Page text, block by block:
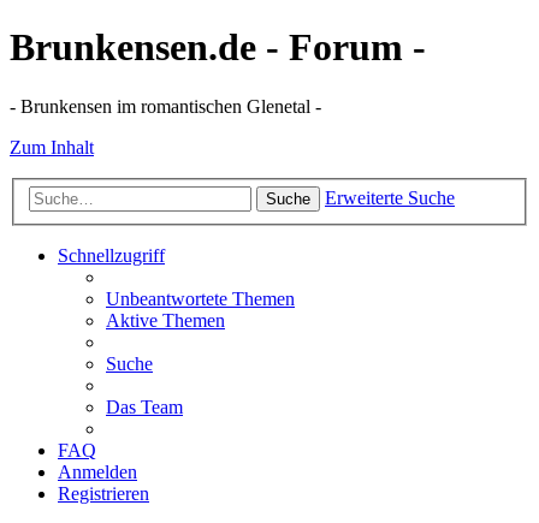
Brunkensen.de - Forum -
- Brunkensen im romantischen Glenetal -
Zum Inhalt
Suche Erweiterte Suche
Schnellzugriff
Unbeantwortete Themen
Aktive Themen
Suche
Das Team
FAQ
Anmelden
Registrieren